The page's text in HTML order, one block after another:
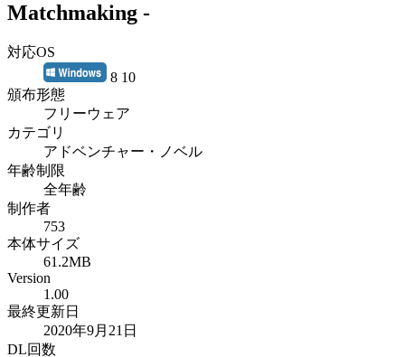
Matchmaking -
対応OS
8 10
頒布形態
フリーウェア
カテゴリ
アドベンチャー・ノベル
年齢制限
全年齢
制作者
753
本体サイズ
61.2MB
Version
1.00
最終更新日
2020年9月21日
DL回数